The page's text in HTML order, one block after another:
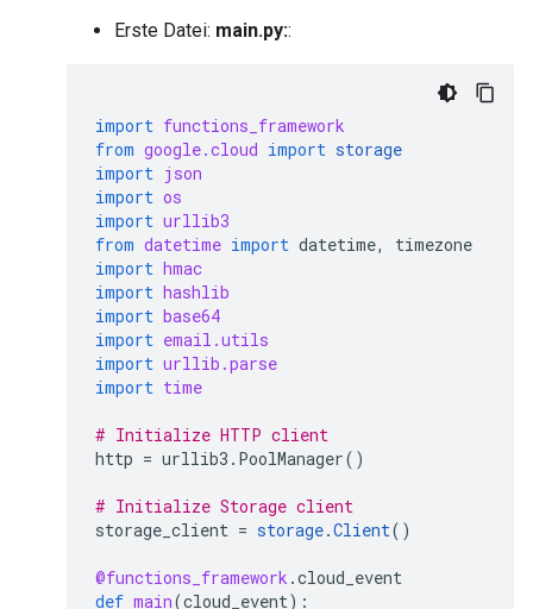
Erste Datei: main.py::
import functions_framework
from google.cloud import storage
import json
import os
import urllib3
from datetime import datetime,
timezone
import hmac
import hashlib
import base64
import email.utils
import urllib.parse
import time
# Initialize HTTP client
http = urllib3 . PoolManager()
# Initialize Storage client
storage_client = storage.Client()
@functions_framework .cloud_event
def main(cloud_event):